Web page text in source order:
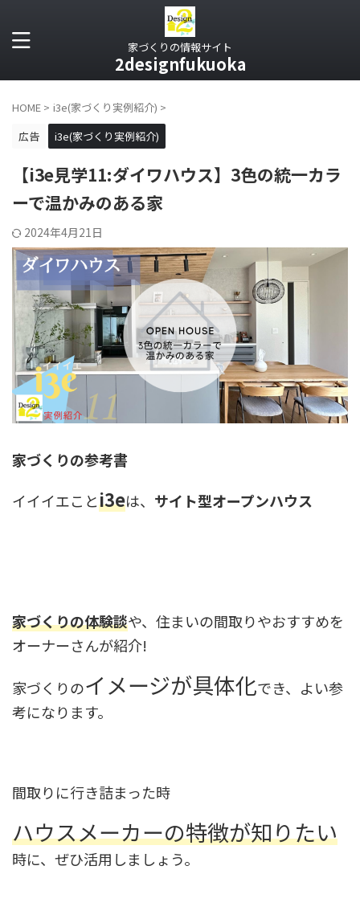
家づくりの情報サイト
2designfukuoka
HOME > i3e(家づくり実例紹介) >
広告
i3e(家づくり実例紹介)
【i3e見学11:ダイワハウス】3色の統一カラ
ーで温かみのある家
2024年4月21日
家づくりの参考書
イイイエことi3eは、 サイト型オープンハウス
家づくりの体験談や、住まいの間取りやおすすめを
オーナーさんが紹介!
家づくりのイメージが具体化でき、よい参
考になります。
間取りに行き詰まった時
ハウスメーカーの特徴が知りたい
時に、ぜひ活用しましょう。